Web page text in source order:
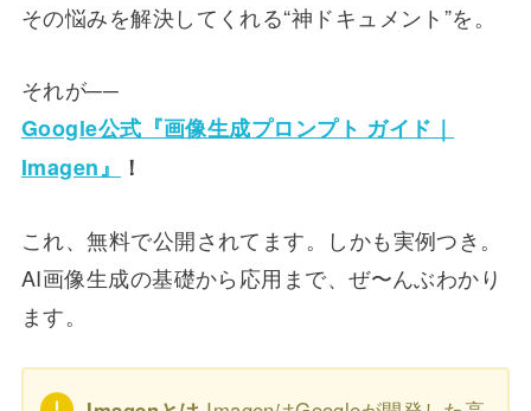
その悩みを解決してくれる“神ドキュメント”を。
それが──
Google公式『画像生成プロンプト ガイド｜
Imagen』
！
これ、無料で公開されてます。しかも実例つき。
AI画像生成の基礎から応用まで、ぜ〜んぶわかり
ます。